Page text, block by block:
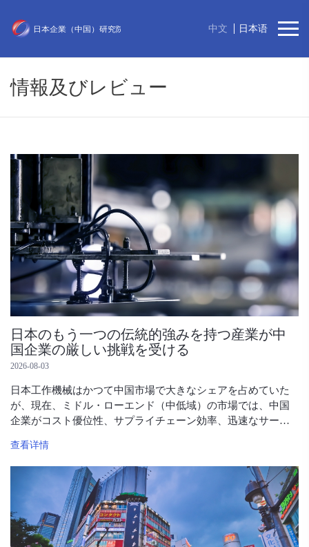
中文 日本语
情報及びレビュー
日本のもう一つの伝統的強みを持つ産業が中
国企業の厳しい挑戦を受ける
2026-08-03
日本工作機械はかつて中国市場で大きなシェアを占めていた
が、現在、ミドル・ローエンド（中低域）の市場では、中国
企業がコスト優位性、サプライチェーン効率、迅速なサービ
ある。
查看详情